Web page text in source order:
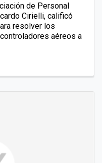
de Personal
Cirielli, calificó
resolver los
aéreos a